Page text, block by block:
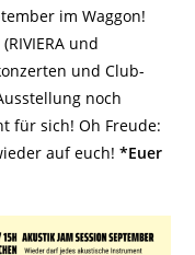
im Waggon!
und
und Club-
noch
für sich! Oh Freude:
auf euch!*Euer